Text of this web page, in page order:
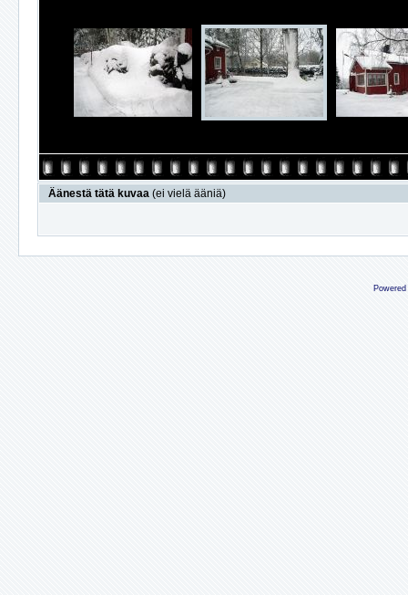
Äänestä tätä kuvaa (ei vielä ääniä)